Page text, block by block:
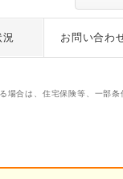
況 お問い合わ
合は、住宅保険等、一部条